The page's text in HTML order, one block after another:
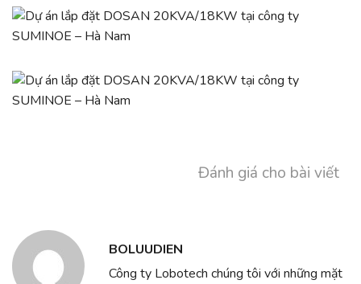
Đánh giá cho bài viết
BOLUUDIEN
Công ty Lobotech chúng tôi với những mặt